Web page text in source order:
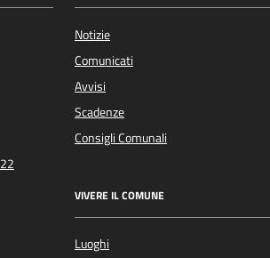
Notizie
Comunicati
Avvisi
Scadenze
Consigli Comunali
VIVERE IL COMUNE
Luoghi